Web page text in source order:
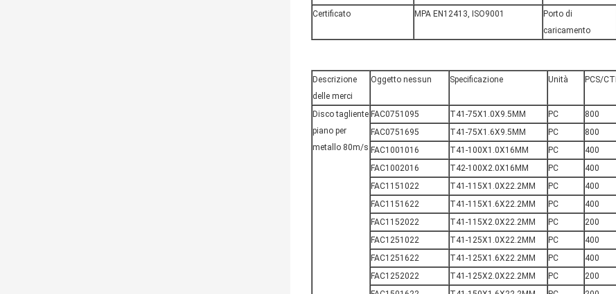
Certificato MPA EN12413, ISO9001
Porto di
caricamento
Descrizione
delle merci
Oggetto nessun Specificazione Unità PCS/
Disco tagliente
piano per
metallo 80m/s
FAC0751095 T41-75X1.0X9.5MM PC 800
FAC0751695
T41-75X1.6X9.5MM PC 800
FAC1001016
T41-100X1.0X16MM PC 400
FAC1002016
T42-100X2.0X16MM PC 400
FAC1151022
T41-115X1.0X22.2MM PC 400
FAC1151622
T41-115X1.6X22.2MM PC 400
FAC1152022
T41-115X2.0X22.2MM PC 200
FAC1251022
T41-125X1.0X22.2MM PC 400
FAC1251622
T41-125X1.6X22.2MM PC 400
FAC1252022
T41-125X2.0X22.2MM PC 200